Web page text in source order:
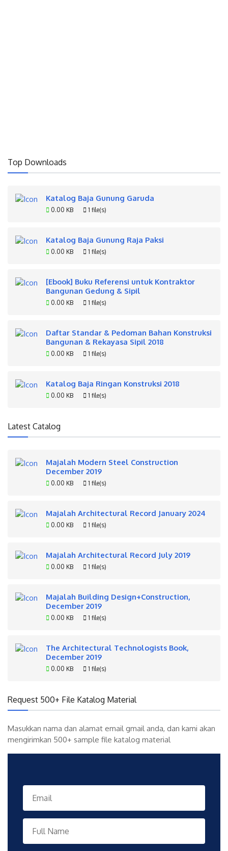
Top Downloads
Katalog Baja Gunung Garuda
0.00 KB 1 file(s)
Katalog Baja Gunung Raja Paksi
0.00 KB 1 file(s)
[Ebook] Buku Referensi untuk Kontraktor
Bangunan Gedung & Sipil
0.00 KB 1 file(s)
Daftar Standar & Pedoman Bahan Konstruksi
Bangunan & Rekayasa Sipil 2018
0.00 KB 1 file(s)
Katalog Baja Ringan Konstruksi 2018
0.00 KB 1 file(s)
Latest Catalog
Majalah Modern Steel Construction
December 2019
0.00 KB 1 file(s)
Majalah Architectural Record January 2024
0.00 KB 1 file(s)
Majalah Architectural Record July 2019
0.00 KB 1 file(s)
Majalah Building Design+Construction,
December 2019
0.00 KB 1 file(s)
The Architectural Technologists Book,
December 2019
0.00 KB 1 file(s)
Request 500+ File Katalog Material
Masukkan nama dan alamat email gmail anda, dan kami akan
mengirimkan 500+ sample file katalog material